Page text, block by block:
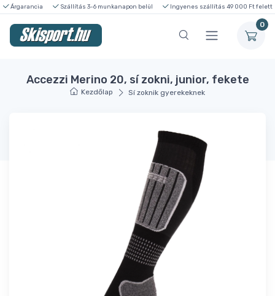
Árgarancia Szállítás 3-6 munkanapon belül Ingyenes szállítás 49 000 Ft felett
0
Accezzi Merino 20, sí zokni, junior, fekete
Kezdőlap Sí zoknik gyerekeknek